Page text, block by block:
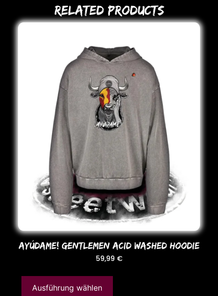
Related Products
AYÚDAME! GENTLEMEN ACID WASHED HooDIE
59,99 €
Ausführung wählen